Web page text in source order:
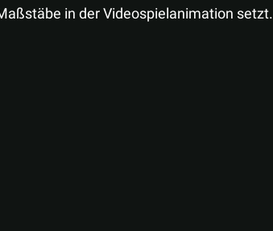
in der Videospielanimation setzt.